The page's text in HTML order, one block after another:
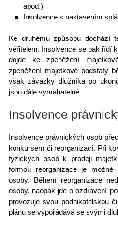
apod.)
Insolvence s nastavením
Ke druhému způsobu dochází
věřitelem. Insolvence se pak řídí
dojde ke zpeněžení
zpeněžení majetkové podstaty
však závazky dlužníka po
jsou dále vymahatelné.
Insolvence
Insolvence právnických osob
konkursem či reorganizací. Při
fyzických osob k prodeji
formou reorganizace je
osoby. Během reorganizace
osoby, naopak jde o ozdravení
provozuje svou podnikatelskou
plánu se vypořádává se svými